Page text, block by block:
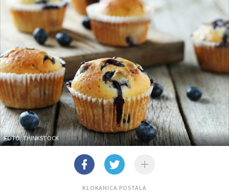
FOTO: THINKSTOCK
KLOKANICA POSTALA